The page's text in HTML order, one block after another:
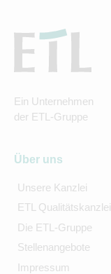
Ein Unternehmen
der ETL-Gruppe
Über uns
Unsere Kanzlei
ETL Qualitätskanzlei
Die ETL-Gruppe
Stellenangebote
Impressum